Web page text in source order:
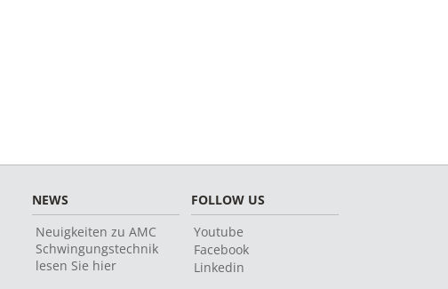
NEWS
Neuigkeiten zu AMC
Schwingungstechnik
lesen Sie hier
FOLLOW US
Youtube
Facebook
Linkedin